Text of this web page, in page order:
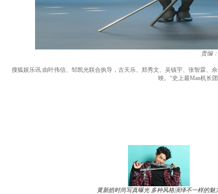
责编
搜狐娱乐讯 由叶伟信、邹凯光联合执导，古天乐、郑秀文、吴镇宇、张智霖、
映。“史上最Man机长
黄新皓时尚写真曝光 多种风格演绎不一样的魅